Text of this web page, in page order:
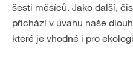
šesti měsíců. Jako další,
přichází v úvahu naše
které je vhodné i pro